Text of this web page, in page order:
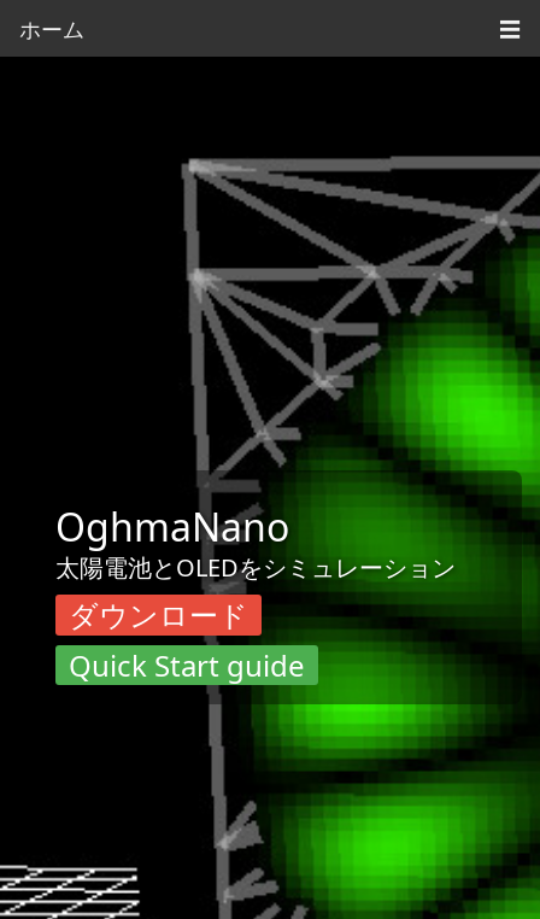
ホーム ☰
OghmaNano
太陽電池とOLEDをシミュレーション
ダウンロード
Quick Start guide